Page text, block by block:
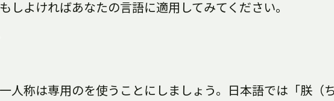
しよければあなたの言語に適用してみてください。
人称は専用のを使うことにしましょう。日本語では「朕（ち